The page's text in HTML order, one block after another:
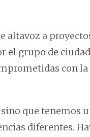
altavoz a
el grupo de
con la
que tenemos
diferentes.